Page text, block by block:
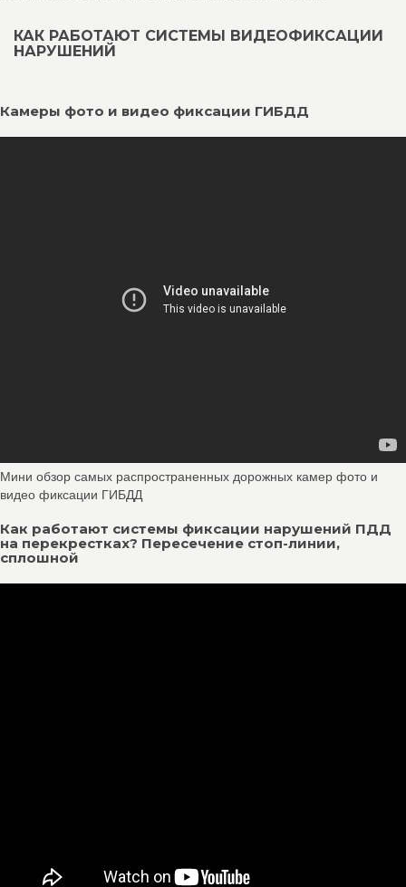
КАК РАБОТАЮТ СИСТЕМЫ ВИДЕОФИКСАЦИИ
НАРУШЕНИЙ
Камеры фото и видео фиксации ГИБДД
Мини обзор самых распространенных дорожных камер фото и
видео фиксации ГИБДД
Как работают системы фиксации нарушений ПДД
на перекрестках? Пересечение стоп-линии,
сплошной